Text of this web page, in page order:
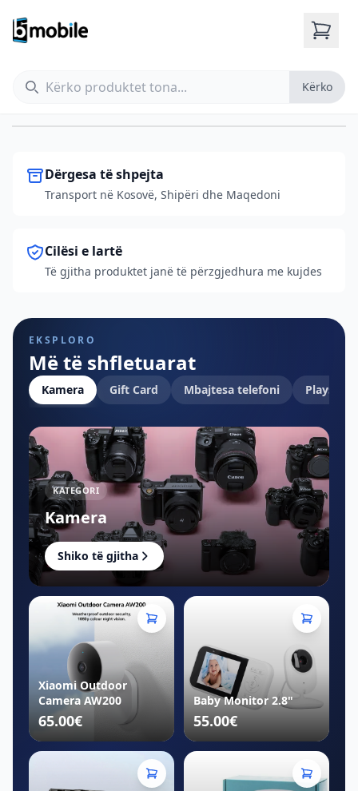
Kërko
Kërko
Zëvendësimi xhamit mbrapa për iPhone
Dërgesa të shpejta
Transport në Kosovë, Shipëri dhe Maqedoni
Cilësi e lartë
Të gjitha produktet janë të përzgjedhura me kujdes
EKSPLORO
Më të shfletuarat
Kamera Gift Card Mbajtesa telefoni
KATEGORI
Kamera
Shiko të gjitha
Xiaomi Outdoor
Camera AW200
65.00€
Baby Monitor 2.8"
55.00€